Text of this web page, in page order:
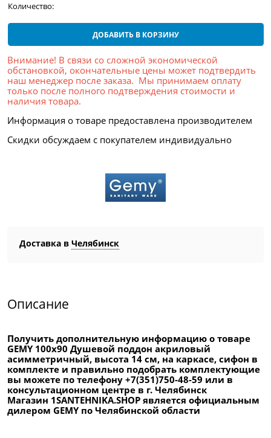
Количество:
ДОБАВИТЬ В КОРЗИНУ
Внимание! В связи со сложной экономической
обстановкой, окончательные цены может подтвердить
наш менеджер после заказа. Мы принимаем оплату
только после полного подтверждения стоимости и
наличия товара.
Информация о товаре предоставлена производителем
Скидки обсуждаем с покупателем индивидуально
Доставка в Челябинск
Описание
Получить дополнительную информацию о товаре
GEMY 100x90 Душевой поддон акриловый
асимметричный, высота 14 см, на каркасе, сифон в
комплекте и правильно подобрать комплектующие
вы можете по телефону +7(351)750-48-59 или в
консультационном центре в г. Челябинск
Магазин 1SANTEHNIKA.SHOP является официальным
дилером GEMY по Челябинской области